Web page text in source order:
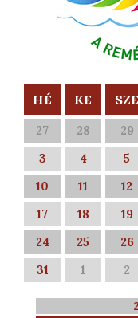
HÉ KE SZE
27 28 29
3
4 5
10
11 12
17
18 19
24
25 26
31
1 2